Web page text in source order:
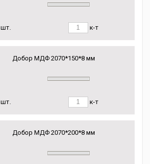
шт. к-т
Добор МДФ 2070*150*8 мм
шт. к-т
Добор МДФ 2070*200*8 мм